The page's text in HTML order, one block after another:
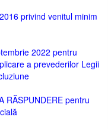
privind venitul minim
2022 pentru
a prevederilor Legii
RĂSPUNDERE pentru